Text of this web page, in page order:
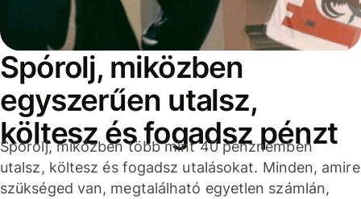
Spórolj, miközben
egyszerűen utalsz,
költesz és fogadsz pénzt
Spórolj, miközben több mint 40 pénznemben
utalsz, költesz és fogadsz utalásokat. Minden, amire
szükséged van, megtalálható egyetlen számlán,